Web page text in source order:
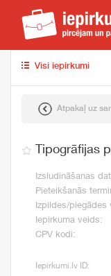
Visi iepirkumi
Atpakaļ uz
Tipogrāfijas
Izsludināšanas
Pieteikšanās
Izpildes/piegādes
Iepirkuma veids:
CPV kodi:
Iepirkumi.lv ID: